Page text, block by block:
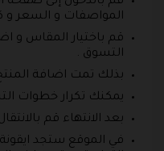
المواصفات و السعر و
قم باختيار المقاس و
التسوق .
بذلك تمت اضافة
يمكنك تكرار خطوات
بعد الانتهاء قم
في الموقع ستجد